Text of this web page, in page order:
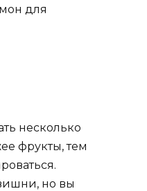
для
несколько
фрукты, тем
но вы